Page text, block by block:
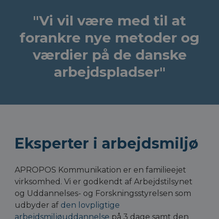
"Vi vil være med til at
forankre nye metoder og
værdier på de danske
arbejdspladser"
Eksperter i arbejdsmiljø
APROPOS Kommunikation er en familieejet
virksomhed. Vi er godkendt af Arbejdstilsynet
og Uddannelses- og Forskningsstyrelsen som
udbyder af den lovpligtige
arbejdsmiljøuddannelse